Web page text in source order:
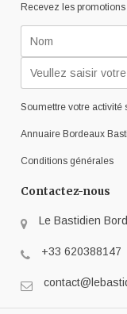
Recevez les
Soumettre votre activité
Annuaire Bordeaux
Conditions générales
Contactez-nous
Le Bastidien
+33 620388147